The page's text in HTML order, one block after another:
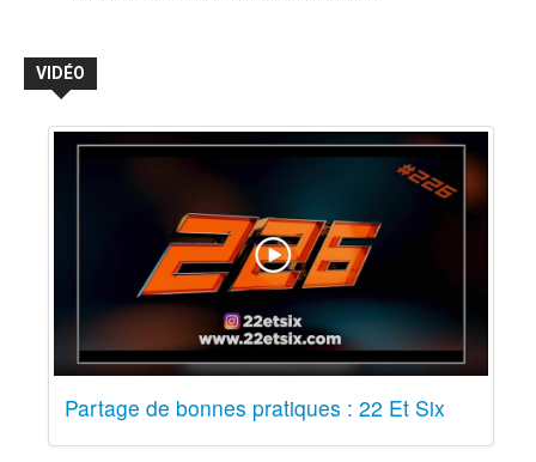
VIDÉO
Partage de bonnes pratiques : 22 Et Six